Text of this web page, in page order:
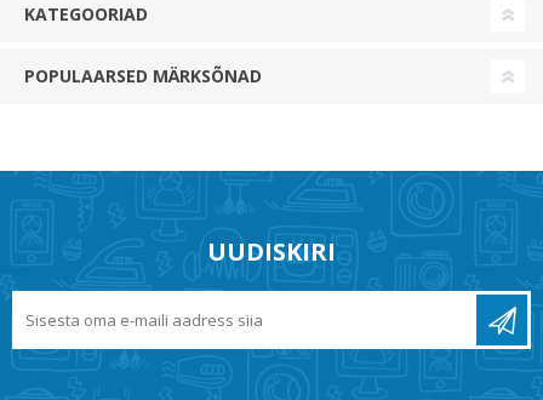
KATEGOORIAD
POPULAARSED MÄRKSÕNAD
UUDISKIRI